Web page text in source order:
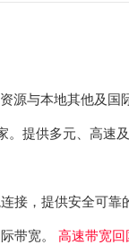
源与本地其他及
。提供多元、高
接，提供安全可
带宽。 高速带宽